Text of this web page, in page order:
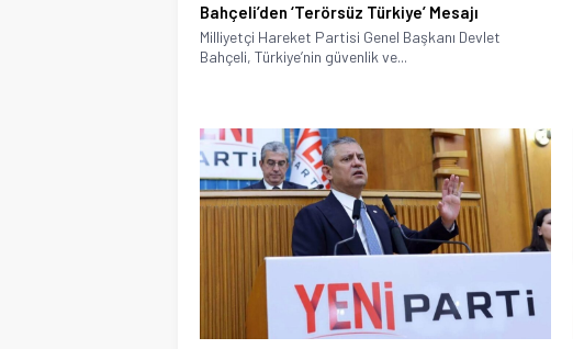
Bahçeli’den ‘Terörsüz Türkiye’ Mesajı
Milliyetçi Hareket Partisi Genel Başkanı Devlet
Bahçeli, Türkiye’nin güvenlik ve...